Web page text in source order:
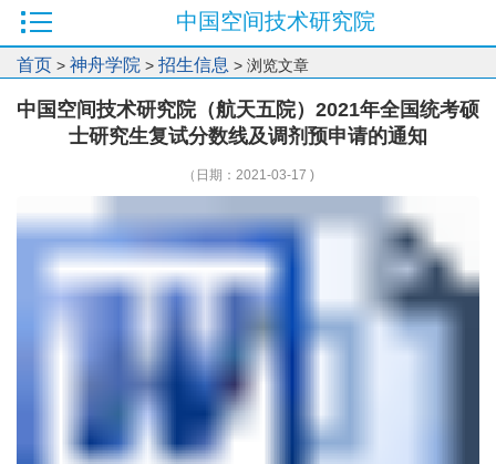
中国空间技术研究院
首页 > 神舟学院 > 招生信息 > 浏览文章
中国空间技术研究院（航天五院）2021年全国统考硕
士研究生复试分数线及调剂预申请的通知
（日期：2021-03-17 )